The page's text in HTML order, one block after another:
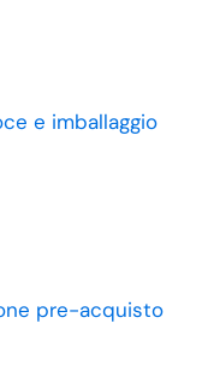
e imballaggio
pre-acquisto